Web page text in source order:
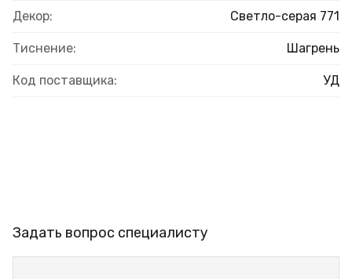
Декор: Светло-серая 771
Тиснение: Шагрень
Код поставщика: УД
Задать вопрос специалисту